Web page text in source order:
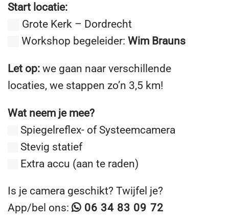
Start locatie:
Grote Kerk – Dordrecht
Workshop begeleider: Wim Brauns
Let op: we gaan naar verschillende
locaties, we stappen zo’n 3,5 km!
Wat neem je mee?
Spiegelreflex- of Systeemcamera
Stevig statief
Extra accu (aan te raden)
Is je camera geschikt? Twijfel je?
App/bel ons:
06 34 83 09 72